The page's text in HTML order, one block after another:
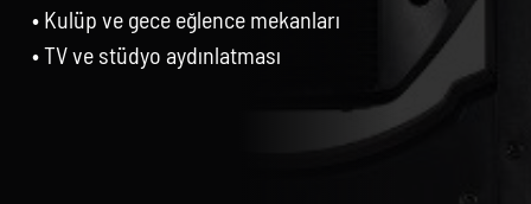
• Kulüp ve gece eğlence mekanları
• TV ve stüdyo aydınlatması